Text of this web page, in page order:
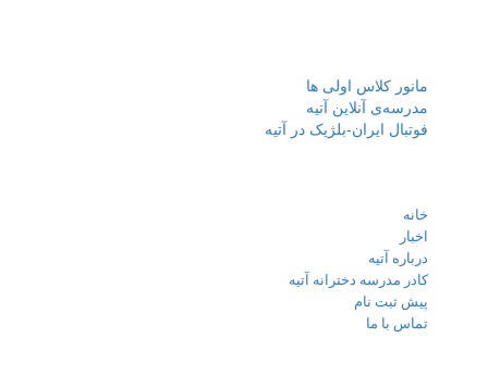
مانور کلاس اولی ها
مدرسه‌ی آنلاین آتیه
فوتبال ایران-بلژیک در آتیه
خانه
اخبار
درباره آتیه
کادر مدرسه دخترانه آتیه
پیش ثبت نام
تماس با ما